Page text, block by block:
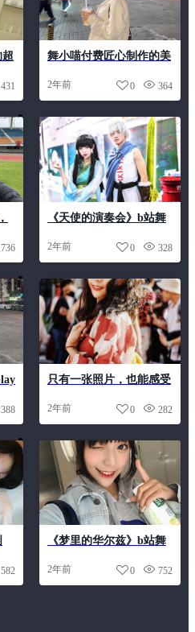
431
舞小喵付费匠心制作的美
2年前 364
0
736
《天使的演奏会》b站舞
2年前 328
0
388
只有一张照片，也能感受
的代表之美。
2年前 282
0
582
《梦里的华尔兹》b站舞
2年前 752
0